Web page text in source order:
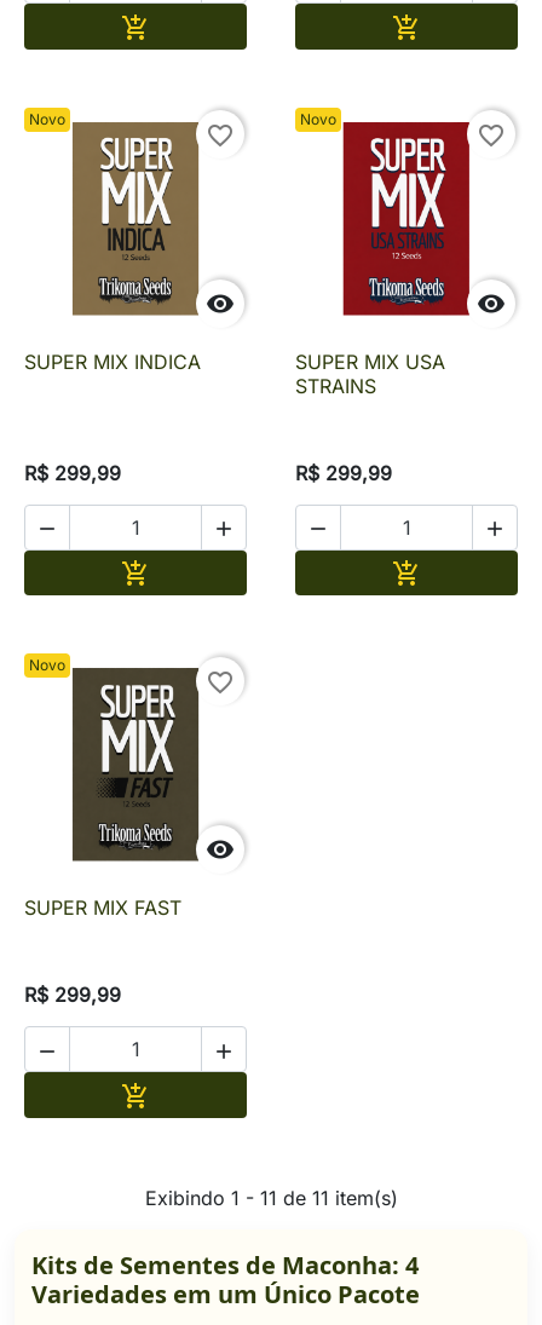
 
Novo

favorite_border
SUPER MIX INDICA
R$ 299,99
 

Novo

favorite_border
SUPER MIX USA
STRAINS
R$ 299,99
 

Novo

favorite_border
SUPER MIX FAST
R$ 299,99
 

Exibindo 1 - 11 de 11 item(s)
Kits de Sementes de Maconha: 4
Variedades em um Único Pacote